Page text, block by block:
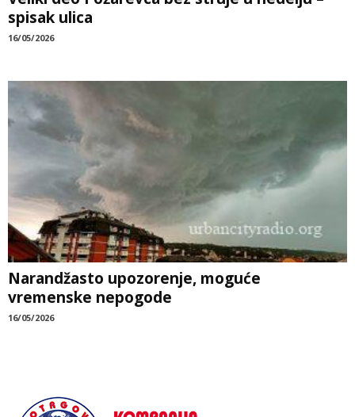
spisak ulica
16/05/2026
Narandžasto upozorenje, moguće
vremenske nepogode
16/05/2026